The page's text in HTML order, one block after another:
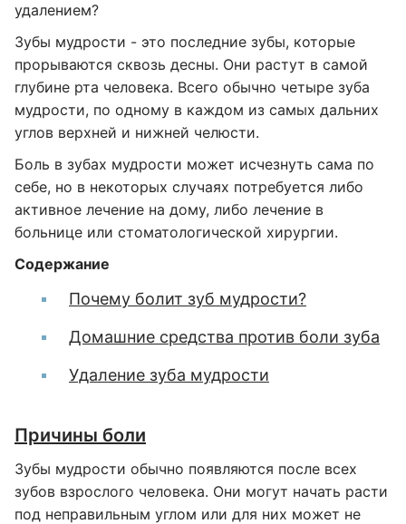
удалением?
Зубы мудрости - это последние зубы, которые
прорываются сквозь десны. Они растут в самой
глубине рта человека. Всего обычно четыре зуба
мудрости, по одному в каждом из самых дальних
углов верхней и нижней челюсти.
Боль в зубах мудрости может исчезнуть сама по
себе, но в некоторых случаях потребуется либо
активное лечение на дому, либо лечение в
больнице или стоматологической хирургии.
Содержание
Почему болит зуб мудрости?
Домашние средства против боли зуба
Удаление зуба мудрости
Причины боли
Зубы мудрости обычно появляются после всех
зубов взрослого человека. Они могут начать расти
под неправильным углом или для них может не